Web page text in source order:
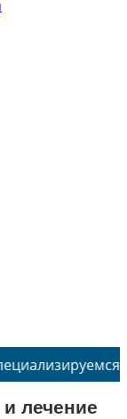
на
лечение